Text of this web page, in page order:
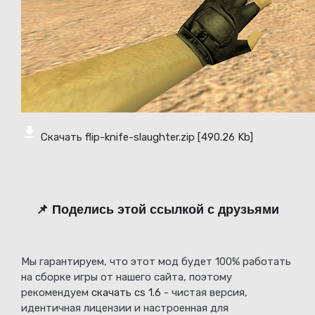
Скачать flip-knife-slaughter.zip [490.26 Kb]
📌 Поделись этой ссылкой с друзьями
Мы гарантируем, что этот мод будет 100% работать
на сборке игры от нашего сайта, поэтому
рекомендуем скачать cs 1.6 - чистая версия,
идентичная лицензии и настроенная для